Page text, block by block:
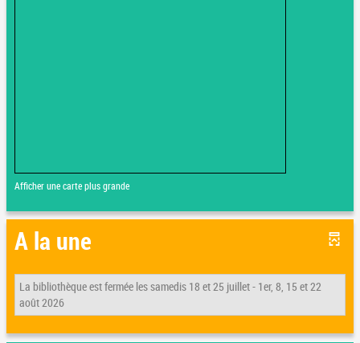
Afficher une carte plus grande
A la une
La bibliothèque est fermée les samedis 18 et 25 juillet - 1er, 8, 15 et 22
août 2026